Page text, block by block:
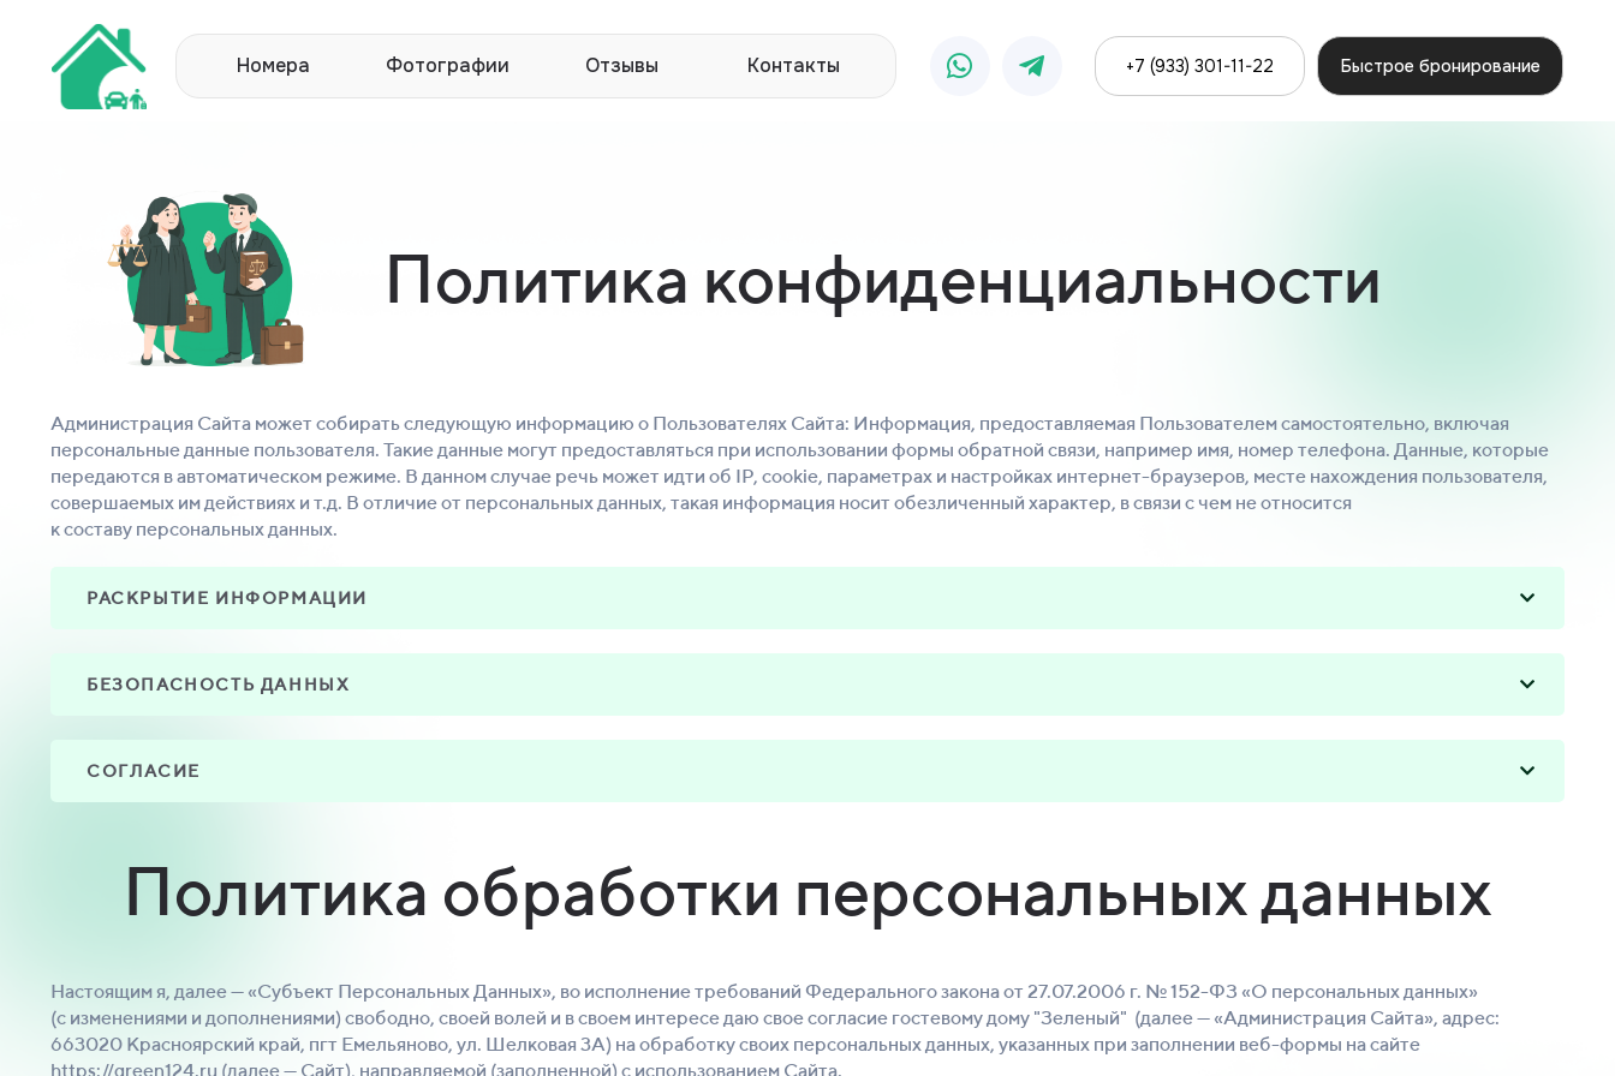
Номера Фотографии Отзывы Контакты +7 (933) 301-11-22 Быстрое бронирование
Политика конфиденциальности
Администрация Сайта может собирать следующую информацию о Пользователях Сайта: Информация, предоставляемая Пользователем самостоятельно, включая
персональные данные пользователя. Такие данные могут предоставляться при использовании формы обратной связи, например имя, номер телефона. Данные, которые
передаются в автоматическом режиме. В данном случае речь может идти об IP, cookie, параметрах и настройках интернет-браузеров, месте нахождения пользователя,
совершаемых им действиях и т.д. В отличие от персональных данных, такая информация носит обезличенный характер, в связи с чем не относится
к составу персональных данных.
РАСКРЫТИЕ ИНФОРМАЦИИ
БЕЗОПАСНОСТЬ ДАННЫХ
СОГЛАСИЕ
Политика обработки персональных данных
Настоящим я, далее — «Субъект Персональных Данных», во исполнение требований Федерального закона от 27.07.2006 г. № 152-ФЗ «О персональных данных»
(с изменениями и дополнениями) свободно, своей волей и в своем интересе даю свое согласие гостевому дому "Зеленый" (далее — «Администрация Сайта», адрес:
663020 Красноярский край, пгт Емельяново, ул. Шелковая 3А) на обработку своих персональных данных, указанных при заполнении веб-формы на сайте
https://green124.ru (далее — Сайт), направляемой (заполненной) с использованием Сайта.